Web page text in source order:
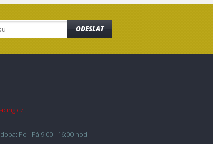
ODESLAT
Po - Pá 9:00 - 16:00 hod.